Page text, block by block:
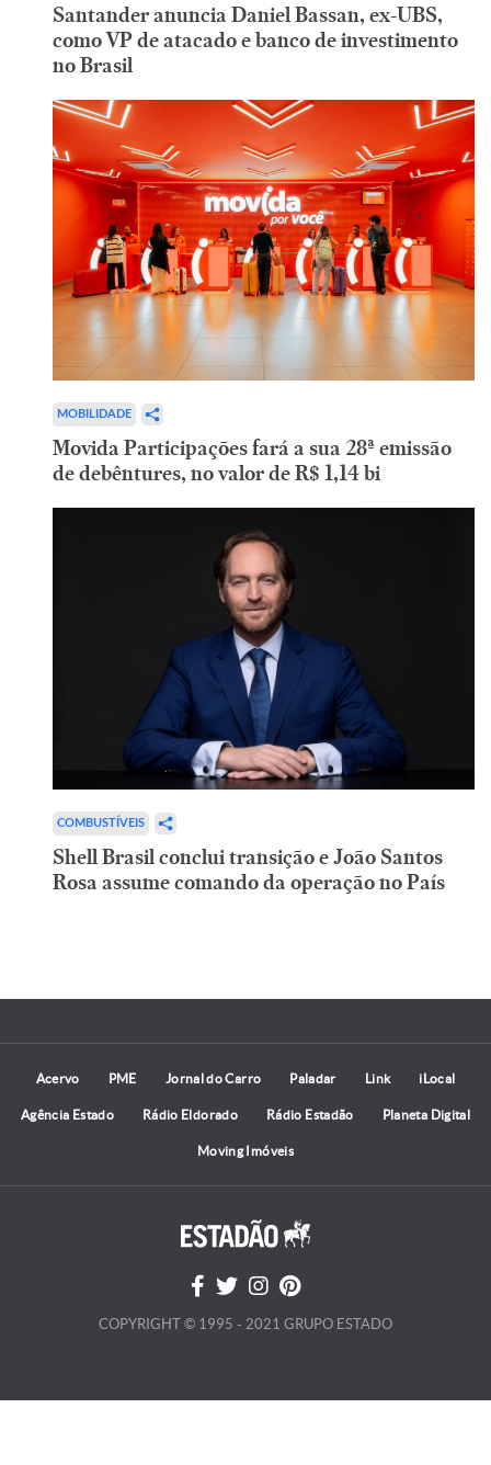
Santander anuncia Daniel Bassan, ex-UBS,
como VP de atacado e banco de investimento
no Brasil
MOBILIDADE
Movida Participações fará a sua 28ª emissão
de debêntures, no valor de R$ 1,14 bi
COMBUSTÍVEIS
Shell Brasil conclui transição e João Santos
Rosa assume comando da operação no País
Acervo PME Jornal do Carro Paladar Link iLocal
Agência Estado Rádio Eldorado Rádio Estadão Planeta Digital
Moving Imóveis
COPYRIGHT © 1995 - 2021 GRUPO ESTADO